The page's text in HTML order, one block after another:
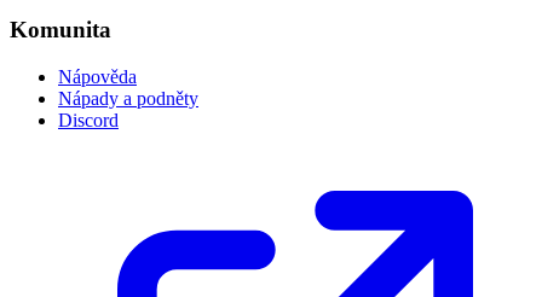
Komunita
Nápověda
Nápady a podněty
Discord